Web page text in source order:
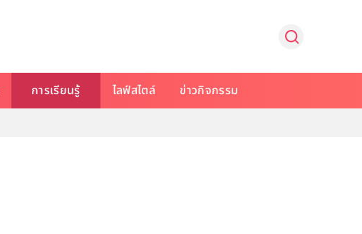
การเรียนรู้ ไลฟ์สไตล์ ข่าวกิจกรรม